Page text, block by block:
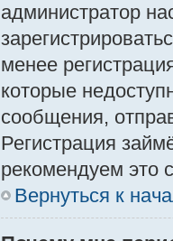
администратор
менее
которые
сообщения,
Регистрация
рекомендуем это
Вернуться к